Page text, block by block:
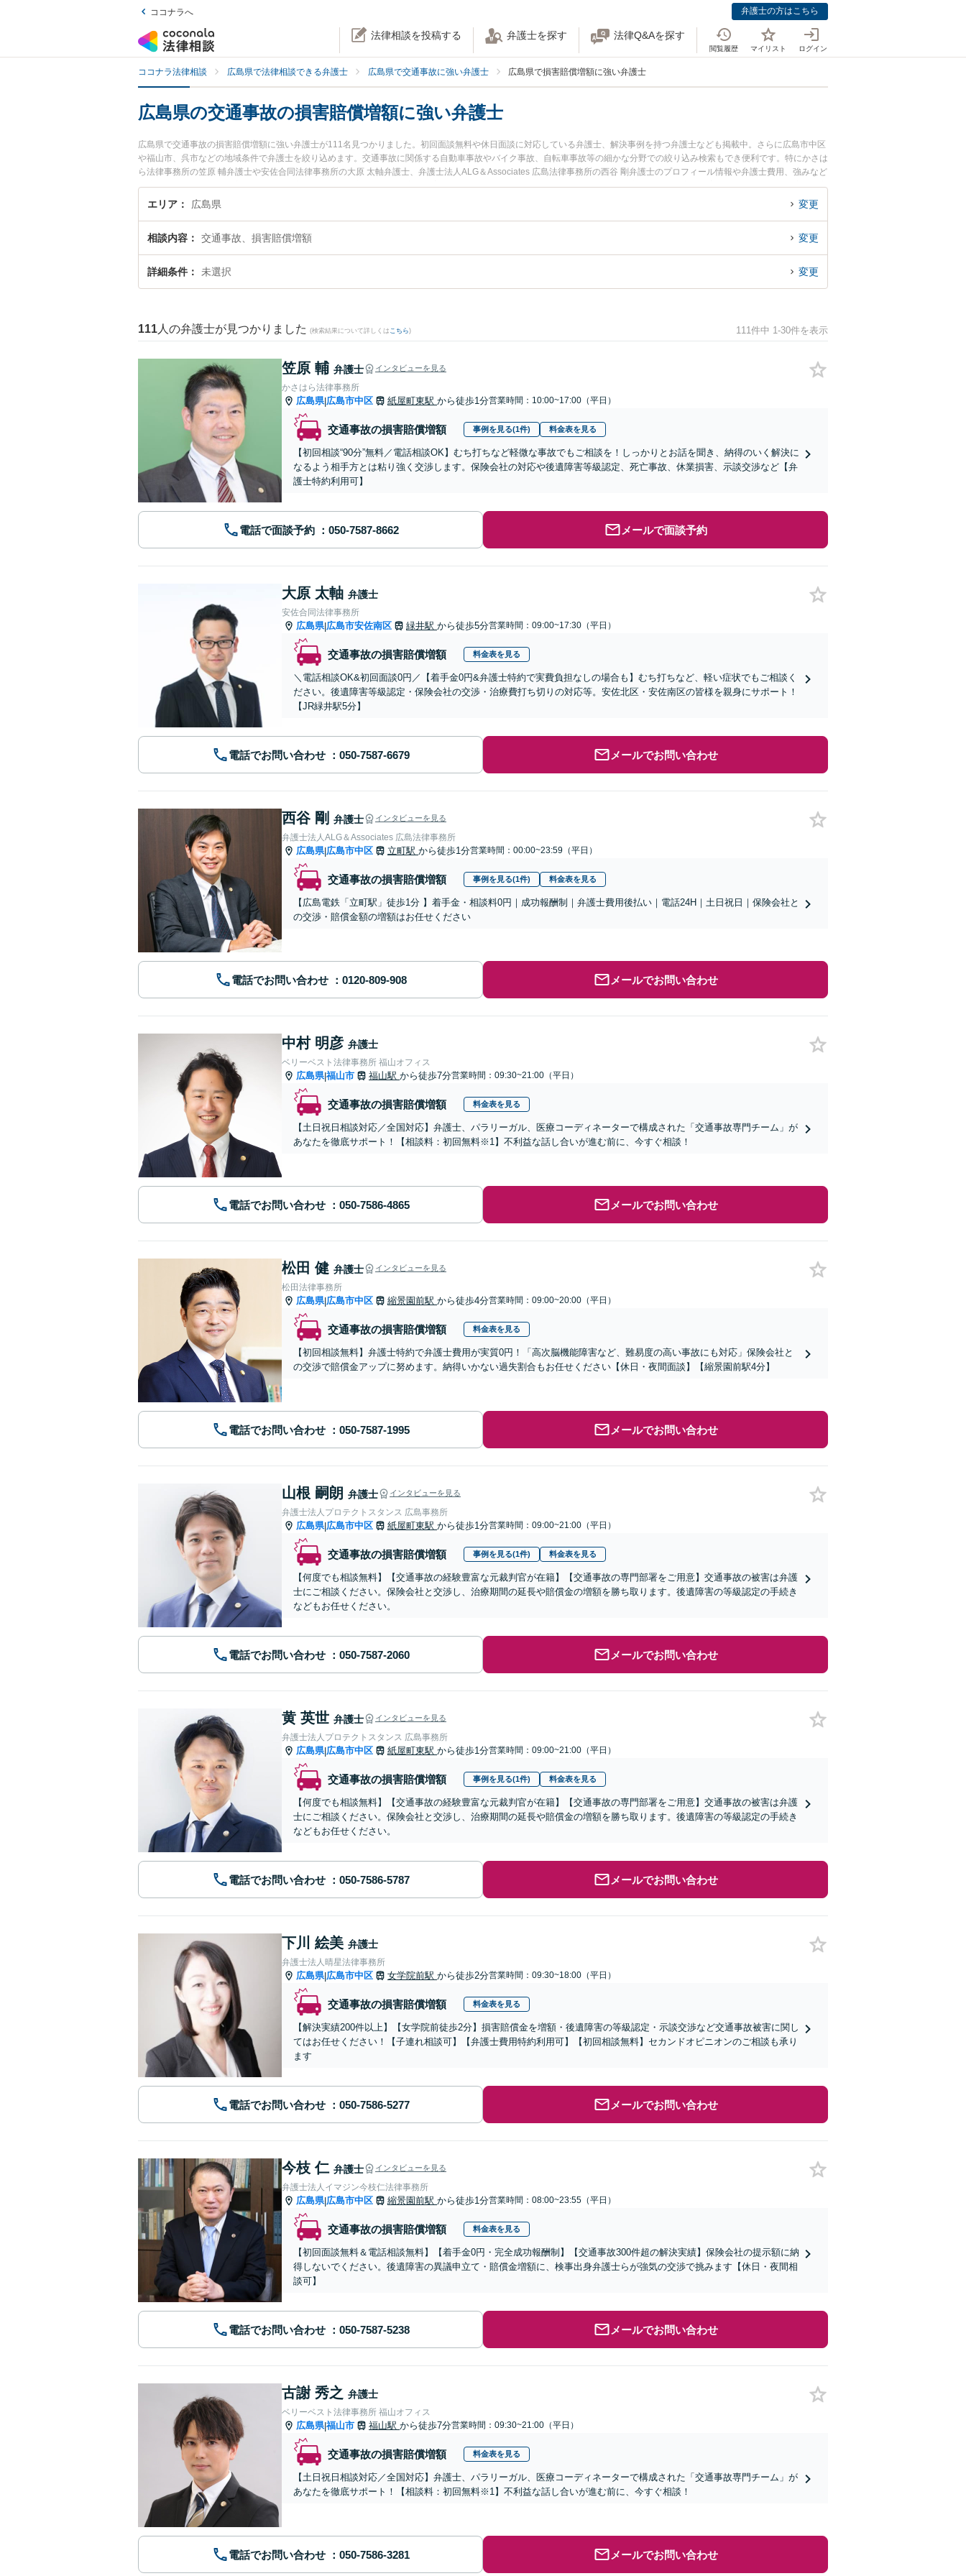
ココナラへ 弁護士の方はこちら
法律相談を投稿する 弁護士を探す 法律Q&Aを探す
閲覧履歴 マイリスト ログイン
ココナラ法律相談 広島県で法律相談できる弁護士 広島県で交通事故に強い弁護士 広島県で損害賠償増額に強い弁護士
広島県の交通事故の損害賠償増額に強い弁護士
広島県で交通事故の損害賠償増額に強い弁護士が111名見つかりました。初回面談無料や休日面談に対応している弁護士、解決事例を持つ弁護士なども掲載中。さらに広島市中区
や福山市、呉市などの地域条件で弁護士を絞り込めます。交通事故に関係する自動車事故やバイク事故、自転車事故等の細かな分野での絞り込み検索もでき便利です。特にかさは
ら法律事務所の笠原 輔弁護士や安佐合同法律事務所の大原 太軸弁護士、弁護士法人ALG＆Associates 広島法律事務所の西谷 剛弁護士のプロフィール情報や弁護士費用、強みなど
が注目されています。『広島県で土日や夜間に発生した交通事故の損害賠償増額のトラブルを今すぐに弁護士に相談したい』『交通事故の損害賠償増額のトラブル解決の実績豊富
な近くの弁護士を検索したい』『初回相談無料で交通事故の損害賠償増額を法律相談できる広島県内の弁護士に相談予約したい』などでお困りの相談者さんにおすすめです。
エリア 広島県 変更
相談内容 交通事故、損害賠償増額 変更
詳細条件 未選択 変更
111 人の弁護士が見つかりました (検索結果について詳しくは こちら) 111件中 1-30件を表示
笠原 輔 弁護士 インタビューを見る
かさはら法律事務所
広島県|広島市中区 紙屋町東駅 から徒歩1分営業時間：10:00~17:00（平日）
交通事故の損害賠償増額 事例を見る(1件) 料金表を見る
【初回相談“90分”無料／電話相談OK】むち打ちなど軽微な事故でもご相談を！しっかりとお話を聞き、納得のいく解決に
なるよう相手方とは粘り強く交渉します。保険会社の対応や後遺障害等級認定、死亡事故、休業損害、示談交渉など【弁
護士特約利用可】
電話で面談予約 メールで面談予約
大原 太軸 弁護士
安佐合同法律事務所
広島県|広島市安佐南区 緑井駅 から徒歩5分営業時間：09:00~17:30（平日）
交通事故の損害賠償増額 料金表を見る
＼電話相談OK&初回面談0円／【着手金0円&弁護士特約で実費負担なしの場合も】むち打ちなど、軽い症状でもご相談く
ださい。後遺障害等級認定・保険会社の交渉・治療費打ち切りの対応等。安佐北区・安佐南区の皆様を親身にサポート！
【JR緑井駅5分】
電話でお問い合わせ メールでお問い合わせ
西谷 剛 弁護士 インタビューを見る
弁護士法人ALG＆Associates 広島法律事務所
広島県|広島市中区 立町駅 から徒歩1分営業時間：00:00~23:59（平日）
交通事故の損害賠償増額 事例を見る(1件) 料金表を見る
【広島電鉄「立町駅」徒歩1分 】着手金・相談料0円｜成功報酬制｜弁護士費用後払い｜電話24H｜土日祝日｜保険会社と
の交渉・賠償金額の増額はお任せください
電話でお問い合わせ メールでお問い合わせ
中村 明彦 弁護士
ベリーベスト法律事務所 福山オフィス
広島県|福山市 福山駅 から徒歩7分営業時間：09:30~21:00（平日）
交通事故の損害賠償増額 料金表を見る
【土日祝日相談対応／全国対応】弁護士、パラリーガル、医療コーディネーターで構成された「交通事故専門チーム」が
あなたを徹底サポート！【相談料：初回無料※1】不利益な話し合いが進む前に、今すぐ相談！
電話でお問い合わせ メールでお問い合わせ
松田 健 弁護士 インタビューを見る
松田法律事務所
広島県|広島市中区 縮景園前駅 から徒歩4分営業時間：09:00~20:00（平日）
交通事故の損害賠償増額 料金表を見る
【初回相談無料】弁護士特約で弁護士費用が実質0円！「高次脳機能障害など、難易度の高い事故にも対応」保険会社と
の交渉で賠償金アップに努めます。納得いかない過失割合もお任せください【休日・夜間面談】【縮景園前駅4分】
電話でお問い合わせ メールでお問い合わせ
山根 嗣朗 弁護士 インタビューを見る
弁護士法人プロテクトスタンス 広島事務所
広島県|広島市中区 紙屋町東駅 から徒歩1分営業時間：09:00~21:00（平日）
交通事故の損害賠償増額 事例を見る(1件) 料金表を見る
【何度でも相談無料】【交通事故の経験豊富な元裁判官が在籍】【交通事故の専門部署をご用意】交通事故の被害は弁護
士にご相談ください。保険会社と交渉し、治療期間の延長や賠償金の増額を勝ち取ります。後遺障害の等級認定の手続き
などもお任せください。
電話でお問い合わせ メールでお問い合わせ
黄 英世 弁護士 インタビューを見る
弁護士法人プロテクトスタンス 広島事務所
広島県|広島市中区 紙屋町東駅 から徒歩1分営業時間：09:00~21:00（平日）
交通事故の損害賠償増額 事例を見る(1件) 料金表を見る
【何度でも相談無料】【交通事故の経験豊富な元裁判官が在籍】【交通事故の専門部署をご用意】交通事故の被害は弁護
士にご相談ください。保険会社と交渉し、治療期間の延長や賠償金の増額を勝ち取ります。後遺障害の等級認定の手続き
などもお任せください。
電話でお問い合わせ メールでお問い合わせ
下川 絵美 弁護士
弁護士法人晴星法律事務所
広島県|広島市中区 女学院前駅 から徒歩2分営業時間：09:30~18:00（平日）
交通事故の損害賠償増額 料金表を見る
【解決実績200件以上】【女学院前徒歩2分】損害賠償金を増額・後遺障害の等級認定・示談交渉など交通事故被害に関し
てはお任せください！【子連れ相談可】【弁護士費用特約利用可】【初回相談無料】セカンドオピニオンのご相談も承り
ます
電話でお問い合わせ メールでお問い合わせ
今枝 仁 弁護士 インタビューを見る
弁護士法人イマジン今枝仁法律事務所
広島県|広島市中区 縮景園前駅 から徒歩1分営業時間：08:00~23:55（平日）
交通事故の損害賠償増額 料金表を見る
【初回面談無料＆電話相談無料】【着手金0円・完全成功報酬制】【交通事故300件超の解決実績】保険会社の提示額に納
得しないでください。後遺障害の異議申立て・賠償金増額に、検事出身弁護士らが強気の交渉で挑みます【休日・夜間相
談可】
電話でお問い合わせ メールでお問い合わせ
古謝 秀之 弁護士
ベリーベスト法律事務所 福山オフィス
広島県|福山市 福山駅 から徒歩7分営業時間：09:30~21:00（平日）
交通事故の損害賠償増額 料金表を見る
【土日祝日相談対応／全国対応】弁護士、パラリーガル、医療コーディネーターで構成された「交通事故専門チーム」が
あなたを徹底サポート！【相談料：初回無料※1】不利益な話し合いが進む前に、今すぐ相談！
電話でお問い合わせ メールでお問い合わせ